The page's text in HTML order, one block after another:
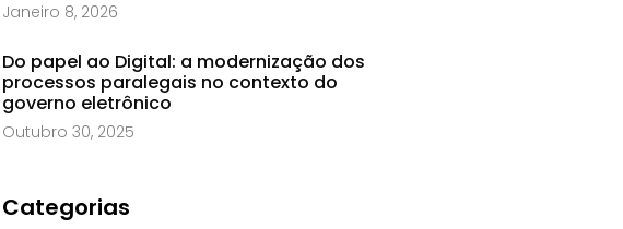
Janeiro 8, 2026
Do papel ao Digital: a modernização dos
processos paralegais no contexto do
governo eletrônico
Outubro 30, 2025
Categorias